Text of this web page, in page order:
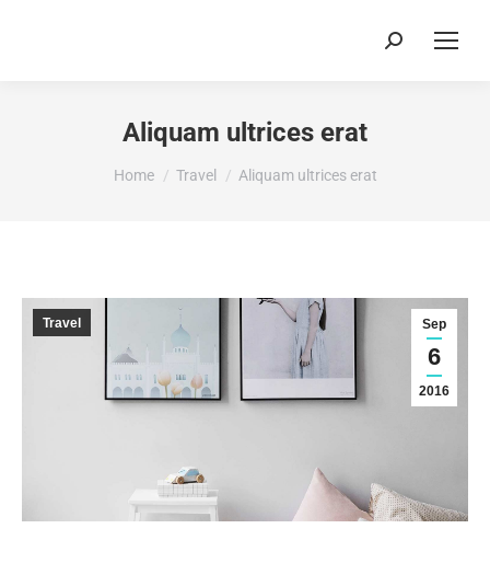
Search:
Aliquam ultrices erat
You are here:
Home Travel Aliquam ultrices erat
Sep
6
2016
Travel